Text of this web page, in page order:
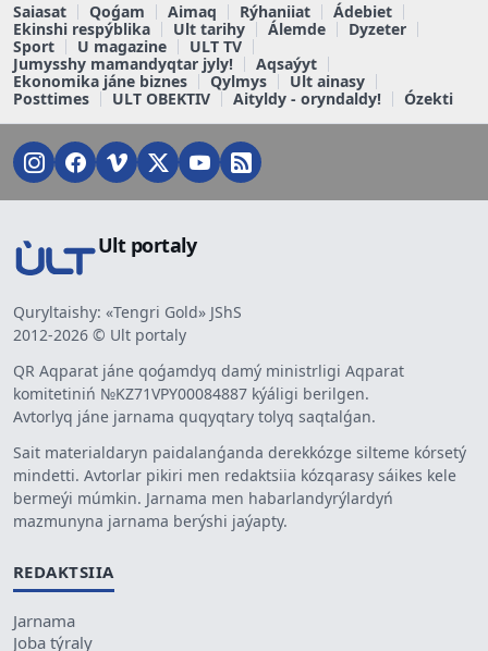
Saiasat Qoǵam Aimaq Rýhaniiat
Ádebiet
Ekinshi respýblika
Ult tarihy Álemde
Dyzeter
Sport
U magazine
ULT TV
Jumysshy mamandyqtar jyly!
Aqsaýyt
Ekonomika jáne biznes
Qylmys
Ult ainasy
Posttimes
ULT OBEKTIV Aityldy - oryndaldy! Ózekti
Ult portaly
Quryltaishy: «Tengri Gold» JShS
2012-2026 © Ult portaly
QR Aqparat jáne qoǵamdyq damý ministrligi Aqparat
komitetiniń №KZ71VPY00084887 kýáligi berilgen.
Avtorlyq jáne jarnama quqyqtary tolyq saqtalǵan.
Sait materialdaryn paidalanǵanda derekkózge silteme kórsetý
mindetti. Avtorlar pikiri men redaktsiia kózqarasy sáikes kele
bermeýi múmkin. Jarnama men habarlandyrýlardyń
mazmunyna jarnama berýshi jaýapty.
REDAKTSIIA
Jarnama
Joba týraly